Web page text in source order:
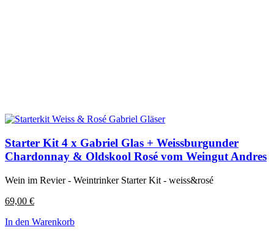
Starter Kit 4 x Gabriel Glas + Weissburgunder
Chardonnay & Oldskool Rosé vom Weingut Andres
Wein im Revier - Weintrinker Starter Kit - weiss&rosé
69,00 €
In den Warenkorb